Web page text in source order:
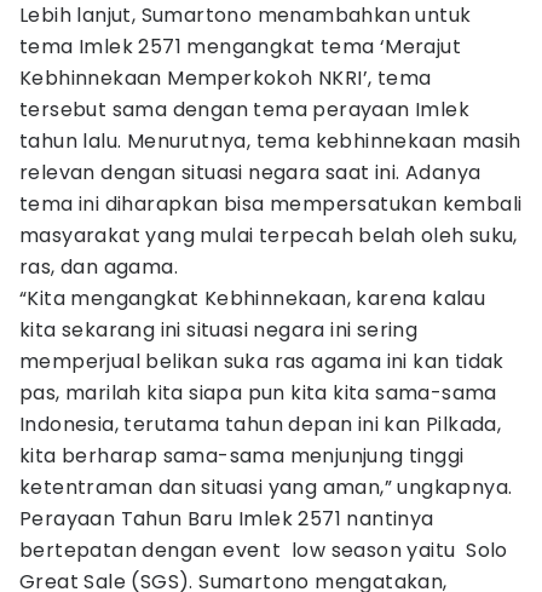
Lebih lanjut, Sumartono menambahkan untuk
tema Imlek 2571 mengangkat tema ‘Merajut
Kebhinnekaan Memperkokoh NKRI’, tema
tersebut sama dengan tema perayaan Imlek
tahun lalu. Menurutnya, tema kebhinnekaan masih
relevan dengan situasi negara saat ini. Adanya
tema ini diharapkan bisa mempersatukan kembali
masyarakat yang mulai terpecah belah oleh suku,
ras, dan agama.
“Kita mengangkat Kebhinnekaan, karena kalau
kita sekarang ini situasi negara ini sering
memperjual belikan suka ras agama ini kan tidak
pas, marilah kita siapa pun kita kita sama-sama
Indonesia, terutama tahun depan ini kan Pilkada,
kita berharap sama-sama menjunjung tinggi
ketentraman dan situasi yang aman,” ungkapnya.
Perayaan Tahun Baru Imlek 2571 nantinya
bertepatan dengan event low season yaitu Solo
Great Sale (SGS). Sumartono mengatakan,